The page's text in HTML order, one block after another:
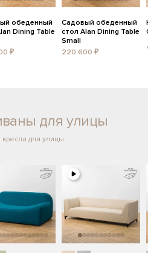
обеденный
Dining Table
₽
Садовый обеденный
стол Alan Dining Table
Small
220 600 ₽
для улицы
для улицы